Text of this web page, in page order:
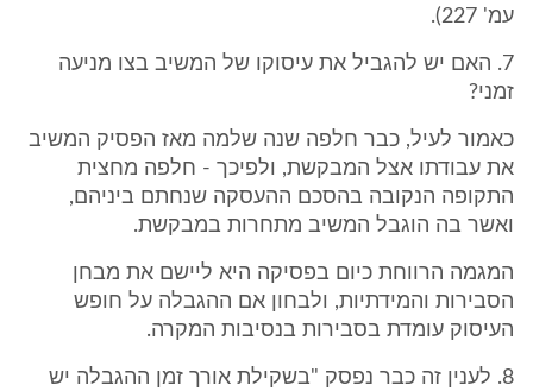
עמ' 227).
7. האם יש להגביל את עיסוקו של המשיב בצו מניעה
זמני?
כאמור לעיל, כבר חלפה שנה שלמה מאז הפסיק המשיב
את עבודתו אצל המבקשת, ולפיכך - חלפה מחצית
התקופה הנקובה בהסכם ההעסקה שנחתם ביניהם,
ואשר בה הוגבל המשיב מתחרות במבקשת.
המגמה הרווחת כיום בפסיקה היא ליישם את מבחן
הסבירות והמידתיות, ולבחון אם ההגבלה על חופש
העיסוק עומדת בסבירות בנסיבות המקרה.
8. לענין זה כבר נפסק "בשקילת אורך זמן ההגבלה יש